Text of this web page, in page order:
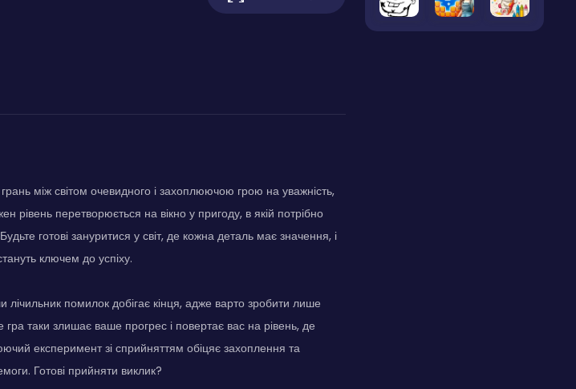
між світом очевидного і захоплюючою грою на уважність,
рівень перетворюється на вікно у пригоду, в якій потрібно
готові зануритися у світ, де кожна деталь має значення, і
ключем до успіху.
лічильник помилок добігає кінця, адже варто зробити лише
таки злишає ваше прогрес і повертає вас на рівень, де
експеримент зі сприйняттям обіцяє захоплення та
Готові прийняти виклик?